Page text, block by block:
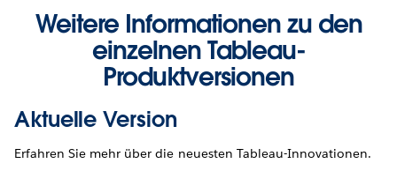
Weitere Informationen zu den
einzelnen Tableau-
Produktversionen
Aktuelle Version
Erfahren Sie mehr über die neuesten Tableau-Innovationen.